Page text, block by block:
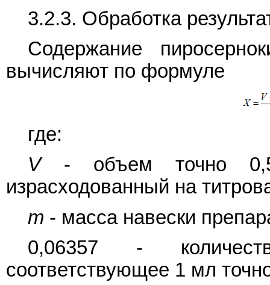
3.2.3. Обработка
Содержание
вычисляют по формуле
где:
V- объем точно 0,5
израсходованный на
m - масса навески
0,06357 -
соответствующее 1 мл